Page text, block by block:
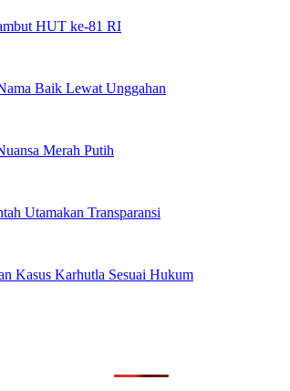
HUT ke-81 RI
Baik Lewat Unggahan
Merah Putih
Utamakan Transparansi
Kasus Karhutla Sesuai Hukum